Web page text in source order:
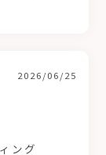
2026/06/25
ング